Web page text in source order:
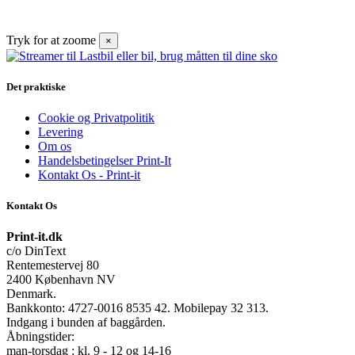
Tryk for at zoome ×
Det praktiske
Cookie og Privatpolitik
Levering
Om os
Handelsbetingelser Print-It
Kontakt Os - Print-it
Kontakt Os
Print-it.dk
c/o DinText
Rentemestervej 80
2400 København NV
Denmark.
Bankkonto: 4727-0016 8535 42. Mobilepay 32 313.
Indgang i bunden af baggården.
Åbningstider:
man-torsdag : kl. 9 - 12 og 14-16